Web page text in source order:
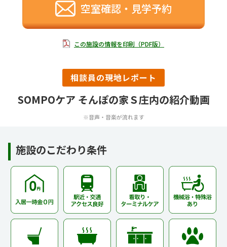
空室確認・見学予約
この施設の情報を印刷（PDF版）
相談員の現地レポート
SOMPOケア そんぽの家Ｓ庄内の紹介動画
※音声・音楽が流れます
施設のこだわり条件